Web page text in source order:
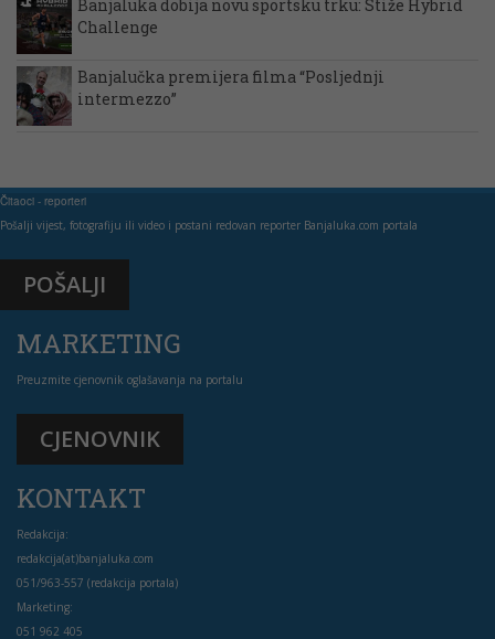
Banjaluka dobija novu sportsku trku: Stiže Hybrid
Challenge
Banjalučka premijera filma “Posljednji
intermezzo”
Čitaoci - reporteri
Pošalji vijest, fotografiju ili video i postani redovan reporter Banjaluka.com portala
POŠALJI
MARKETING
Preuzmite cjenovnik oglašavanja na portalu
CJENOVNIK
KONTAKT
Redakcija:
redakcija(at)banjaluka.com
051/963-557 (redakcija portala)
Marketing:
051 962 405